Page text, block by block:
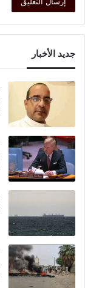
جديد الأخبار